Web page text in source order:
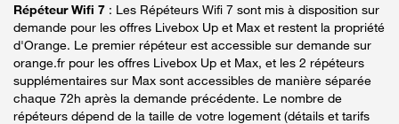
Répéteur Wifi 7 : Les Répéteurs Wifi 7 sont mis à disposition sur
demande pour les offres Livebox Up et Max et restent la propriété
d'Orange. Le premier répéteur est accessible sur demande sur
orange.fr pour les offres Livebox Up et Max, et les 2 répéteurs
supplémentaires sur Max sont accessibles de manière séparée
chaque 72h après la demande précédente. Le nombre de
répéteurs dépend de la taille de votre logement (détails et tarifs